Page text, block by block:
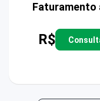
Faturamento
R$